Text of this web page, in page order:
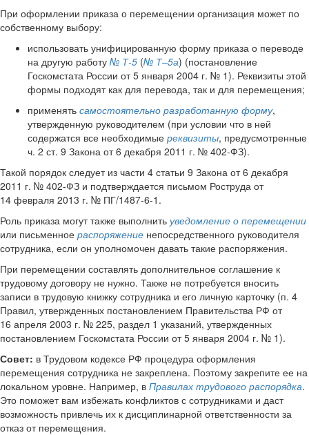
При оформлении приказа о перемещении организация может по
собственному выбору:
использовать унифицированную форму приказа о переводе
на другую работу № Т-5 (№ Т–5а) (постановление
Госкомстата России от 5 января 2004 г. № 1). Реквизиты этой
формы подходят как для перевода, так и для перемещения;
применять самостоятельно разработанную форму,
утвержденную руководителем (при условии что в ней
содержатся все необходимые реквизиты, предусмотренные
ч. 2 ст. 9 Закона от 6 декабря 2011 г. № 402-ФЗ).
Такой порядок следует из части 4 статьи 9 Закона от 6 декабря
2011 г. № 402-ФЗ и подтверждается письмом Роструда от
14 февраля 2013 г. № ПГ/1487-6-1.
Роль приказа могут также выполнить уведомление о перемещении
или письменное распоряжение непосредственного руководителя
сотрудника, если он уполномочен давать такие распоряжения.
При перемещении составлять дополнительное соглашение к
трудовому договору не нужно. Также не потребуется вносить
записи в трудовую книжку сотрудника и его личную карточку (п. 4
Правил, утвержденных постановлением Правительства РФ от
16 апреля 2003 г. № 225, раздел 1 указаний, утвержденных
постановлением Госкомстата России от 5 января 2004 г. № 1).
Совет: в Трудовом кодексе РФ процедура оформления
перемещения сотрудника не закреплена. Поэтому закрепите ее на
локальном уровне. Например, в Правилах трудового распорядка.
Это поможет вам избежать конфликтов с сотрудниками и даст
возможность привлечь их к дисциплинарной ответственности за
отказ от перемещения.